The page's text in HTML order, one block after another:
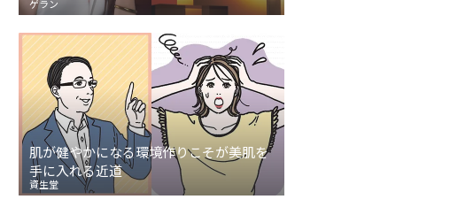
ゲラン
肌が健やかになる環境作りこそが美肌を
手に入れる近道
資生堂